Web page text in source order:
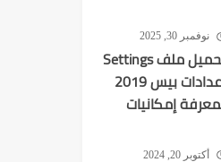
2026-
نوفمبر 30, 2025
تحميل ملف Settings
اعدادات بيس 2019
إمكانيات
أكتوبر 20, 2024